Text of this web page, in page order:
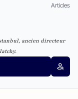
Articles
ancien directeur